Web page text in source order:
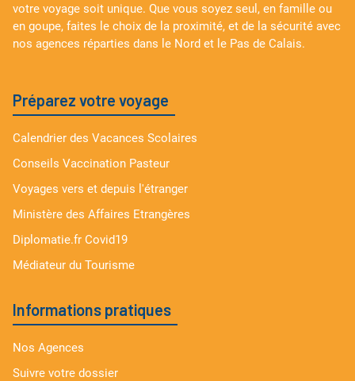
votre voyage soit unique. Que vous soyez seul, en famille ou
en goupe, faites le choix de la proximité, et de la sécurité avec
nos agences réparties dans le Nord et le Pas de Calais.
Préparez votre voyage
Calendrier des Vacances Scolaires
Conseils Vaccination Pasteur
Voyages vers et depuis l'étranger
Ministère des Affaires Etrangères
Diplomatie.fr Covid19
Médiateur du Tourisme
Informations pratiques
Nos Agences
Suivre votre dossier